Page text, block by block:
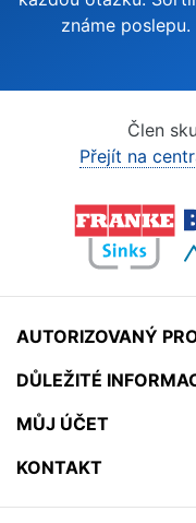
známe poslepu.
Člen
Přejít na
AUTORIZOVANÝ
DŮLEŽITÉ
MŮJ ÚČET
KONTAKT